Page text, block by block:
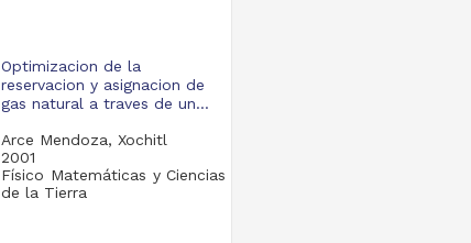
Optimizacion de la
reservacion y asignacion de
gas natural a traves de un...
Arce Mendoza, Xochitl
2001
Físico Matemáticas y Ciencias
de la Tierra